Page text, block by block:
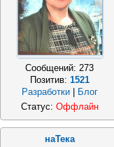
Сообщений: 273
Позитив: 1521
Разработки | Блог
Статус: Оффлайн
наТека